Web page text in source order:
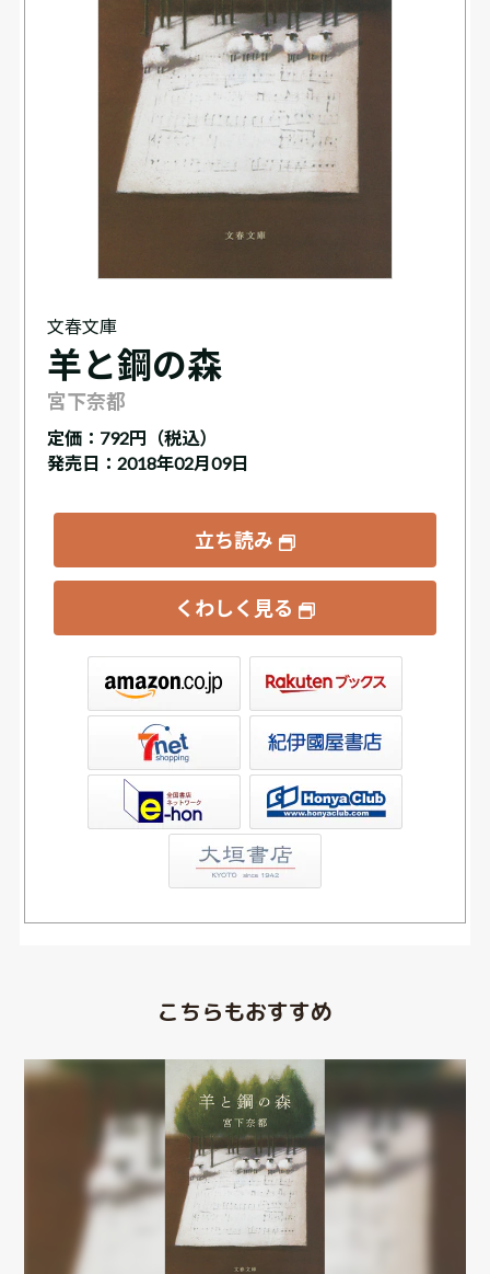
文春文庫
羊と鋼の森
宮下奈都
定価： 792円（税込）
発売日：2018年02月09日
立ち読み
くわしく見る
書店ウェブストア
こちらもおすすめ